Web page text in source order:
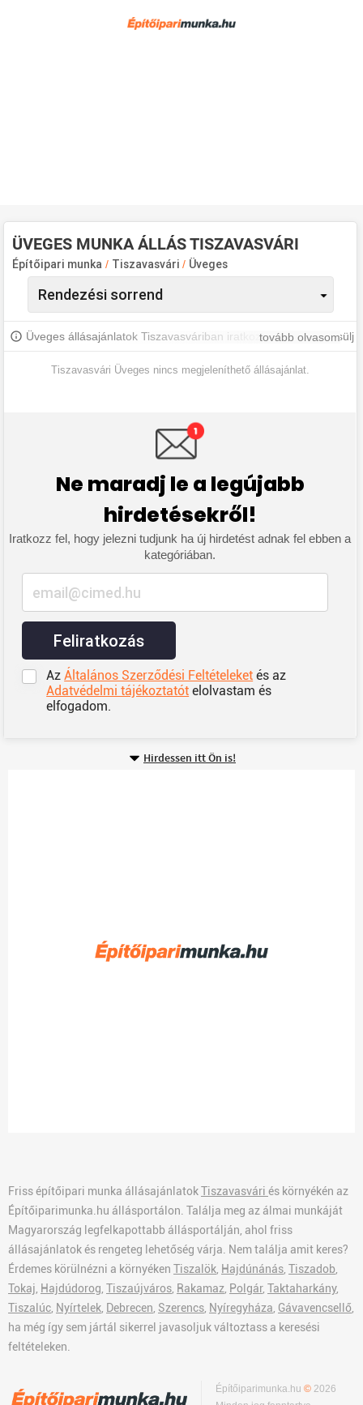
ÜVEGES MUNKA ÁLLÁS TISZAVASVÁRI
Építőipari munka / Tiszavasvári/ Üveges
Üveges állásajánlatok Tiszavasváriban iratkozz fel, hogy értesülj
tovább olvasom
Tiszavasvári Üveges nincs megjeleníthető állásajánlat.
Ne maradj le a legújabb
hirdetésekről!
Iratkozz fel, hogy jelezni tudjunk ha új hirdetést adnak fel ebben a
kategóriában.
Feliratkozás
AzÁltalános Szerződési Feltételeket és az
Adatvédelmi tájékoztatót elolvastam és
elfogadom.
Hirdessen itt Ön is!
Friss építőipari munka állásajánlatokTiszavasvári és környékén az
Építőiparimunka.hu állásportálon. Találja meg az álmai munkáját
Magyarország legfelkapottabb állásportálján, ahol friss
állásajánlatok és rengeteg lehetőség várja. Nem találja amit keres?
Érdemes körülnézni a környéken Tiszalök Hajdúnánás Tiszadob
Tokaj Hajdúdorog Tiszaújváros Rakamaz Polgár, Taktaharkány,
Tiszalúc Nyírtelek Debrecen Szerencs Nyíregyháza Gávavencsellő
ha még így sem jártál sikerrel javasoljuk változtass a keresési
feltételeken.
Építőiparimunka.hu© 2026